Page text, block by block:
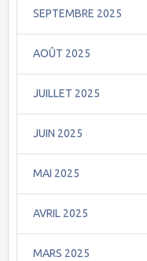
SEPTEMBRE 2025
AOÛT 2025
JUILLET 2025
JUIN 2025
MAI 2025
AVRIL 2025
MARS 2025